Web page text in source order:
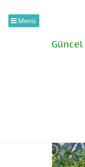
Menü
Güncel